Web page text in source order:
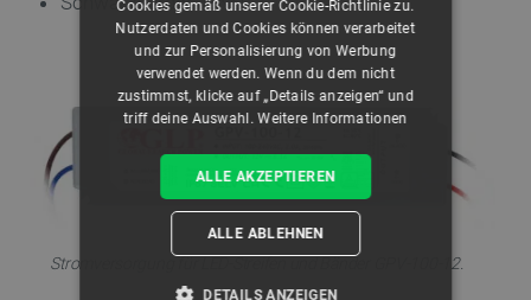
Stromversorgung für LED-Streifen und Bänder GPV-100-12.
Cookies gemäß unserer Cookie-Richtlinie zu.
Nutzerdaten und Cookies können verarbeitet
und zur Personalisierung von Werbung
verwendet werden. Wenn du dem nicht
zustimmst, klicke auf „Details anzeigen“ und
triff deine Auswahl.Weitere Informationen
ALLE AKZEPTIEREN
ALLE ABLEHNEN
DETAILS ANZEIGEN